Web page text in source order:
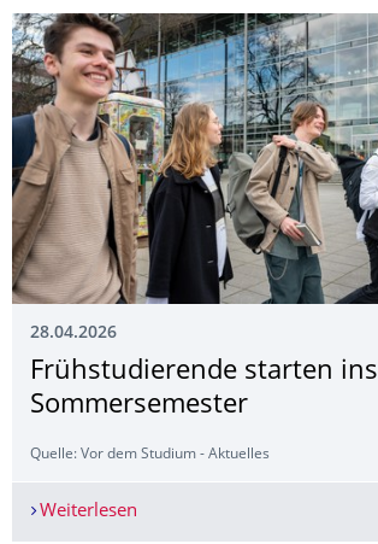
28.04.2026
Frühstudierende starten ins
Sommersemester
Quelle: Vor dem Studium - Aktuelles
Weiterlesen